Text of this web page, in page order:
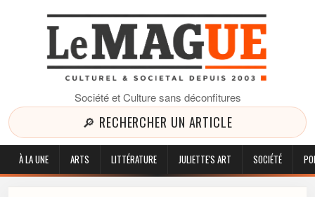
Société et Culture sans déconfitures
🔎 RECHERCHER UN ARTICLE
À LA UNE ARTS LITTÉRATURE JULIETTE'S ART SOCIÉTÉ